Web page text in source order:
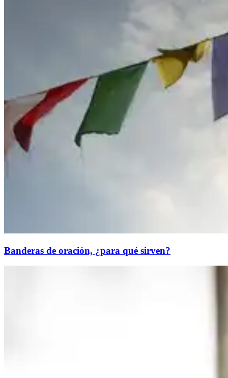
Banderas de oración, ¿para qué sirven?